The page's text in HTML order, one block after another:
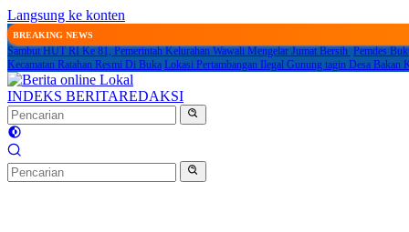
Langsung ke konten
BREAKING NEWS
Sambut HUT RI Ke 81, Pemerintah Kelurahan Wawali Mengelar Jumat Bersih Pemdes
Kecamatan Ratahan Resmi Di Buka Lokasi Pertambangan Ilegal Gunung tagin Desa
INDEKS BERITAREDAKSI